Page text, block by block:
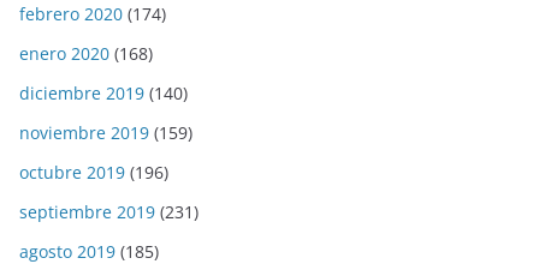
febrero 2020 (174)
enero 2020 (168)
diciembre 2019 (140)
noviembre 2019 (159)
octubre 2019 (196)
septiembre 2019 (231)
agosto 2019 (185)